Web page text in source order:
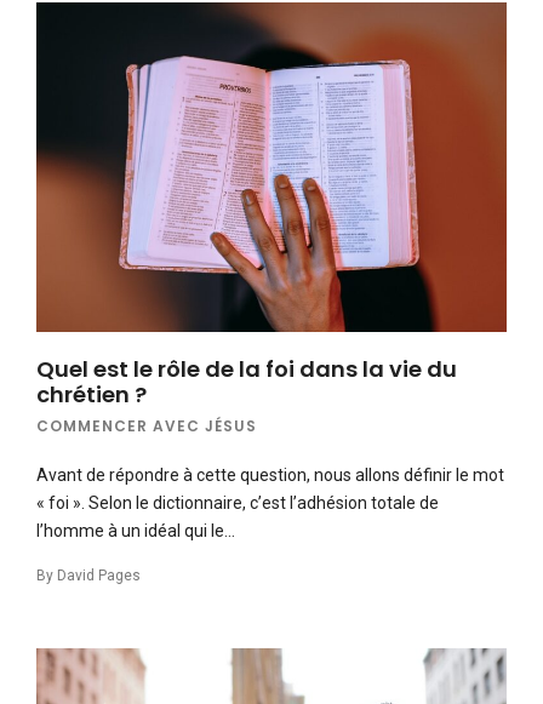
Quel est le rôle de la foi dans la vie du
chrétien ?
COMMENCER AVEC JÉSUS
Avant de répondre à cette question, nous allons définir le mot
« foi ». Selon le dictionnaire, c’est l’adhésion totale de
l’homme à un idéal qui le…
By David Pages